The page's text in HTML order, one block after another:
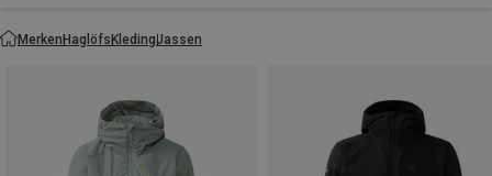
MerkenHaglöfsKledingJassen